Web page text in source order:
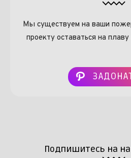
Мы существуем на ваши
проекту оставаться на
Подпишитесь на